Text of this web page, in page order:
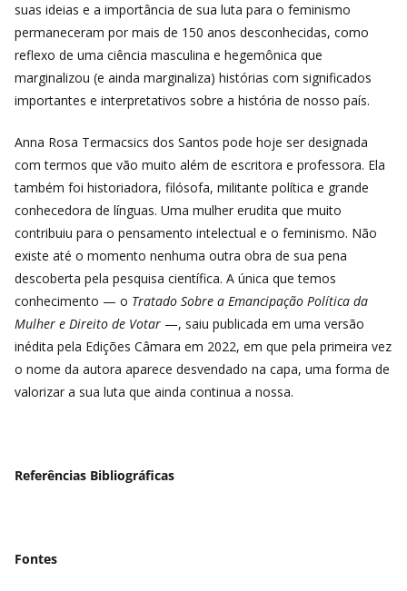
suas ideias e a importância de sua luta para o feminismo
permaneceram por mais de 150 anos desconhecidas, como
reflexo de uma ciência masculina e hegemônica que
marginalizou (e ainda marginaliza) histórias com significados
importantes e interpretativos sobre a história de nosso país.
Anna Rosa Termacsics dos Santos pode hoje ser designada
com termos que vão muito além de escritora e professora. Ela
também foi historiadora, filósofa, militante política e grande
conhecedora de línguas. Uma mulher erudita que muito
contribuiu para o pensamento intelectual e o feminismo. Não
existe até o momento nenhuma outra obra de sua pena
descoberta pela pesquisa científica. A única que temos
conhecimento — o Tratado Sobre a Emancipação Política da
Mulher e Direito de Votar —, saiu publicada em uma versão
inédita pela Edições Câmara em 2022, em que pela primeira vez
o nome da autora aparece desvendado na capa, uma forma de
valorizar a sua luta que ainda continua a nossa.
Referências Bibliográficas
Fontes